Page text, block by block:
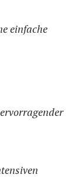
einfache